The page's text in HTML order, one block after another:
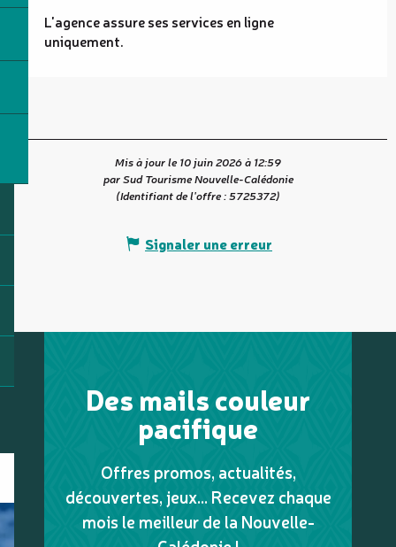
L'agence assure ses services en ligne
uniquement.
Mis à jour le 10 juin 2026 à 12:59
par Sud Tourisme Nouvelle-Calédonie
(Identifiant de l'offre :5725372)
Signaler une erreur
Des mails couleur
pacifique
Offres promos, actualités,
découvertes, jeux... Recevez chaque
mois le meilleur de la Nouvelle-